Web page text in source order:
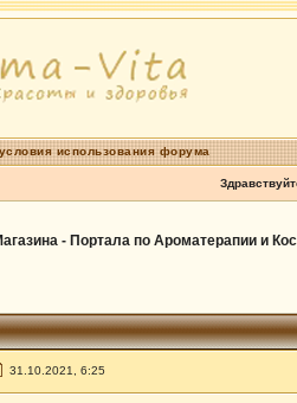
использования форума
- Портала по Ароматерапии и
31.10.2021, 6:25